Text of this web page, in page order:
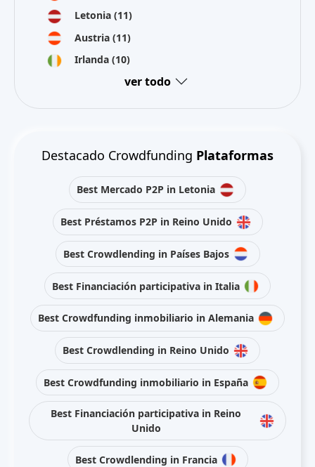
Letonia (11)
Austria (11)
Irlanda (10)
ver todo
Destacado Crowdfunding Plataformas
Best Mercado P2P in Letonia
Best Préstamos P2P in Reino Unido
Best Crowdlending in Países Bajos
Best Financiación participativa in Italia
Best Crowdfunding inmobiliario in Alemania
Best Crowdlending in Reino Unido
Best Crowdfunding inmobiliario in España
Best Financiación participativa in Reino
Unido
Best Crowdlending in Francia